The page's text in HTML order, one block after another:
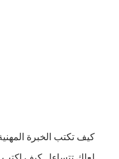
كيف تكتب الخبرة